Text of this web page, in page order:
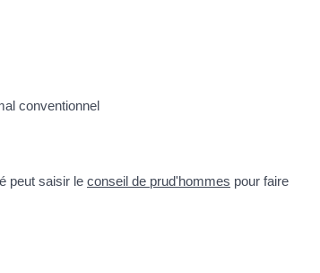
conventionnel
peut saisir le conseil de prud'hommes pour faire